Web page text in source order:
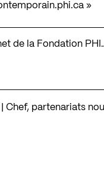
»
de la Fondation
Chef, partenariats